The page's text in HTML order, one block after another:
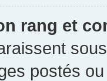
rang et
postés